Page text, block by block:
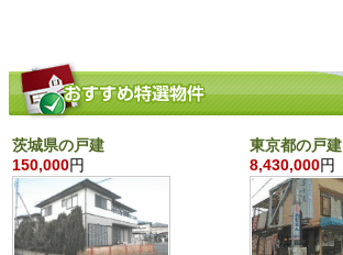
茨城県の戸建
150,000円
東京都の戸建
8,430,000円